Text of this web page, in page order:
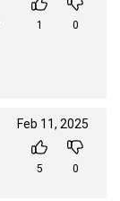
1 0
Feb 11, 2025
5 0